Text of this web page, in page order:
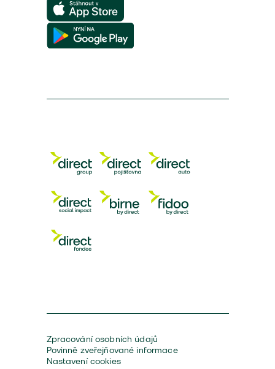
Zpracování osobních údajů
Povinně zveřejňované informace
Nastavení cookies